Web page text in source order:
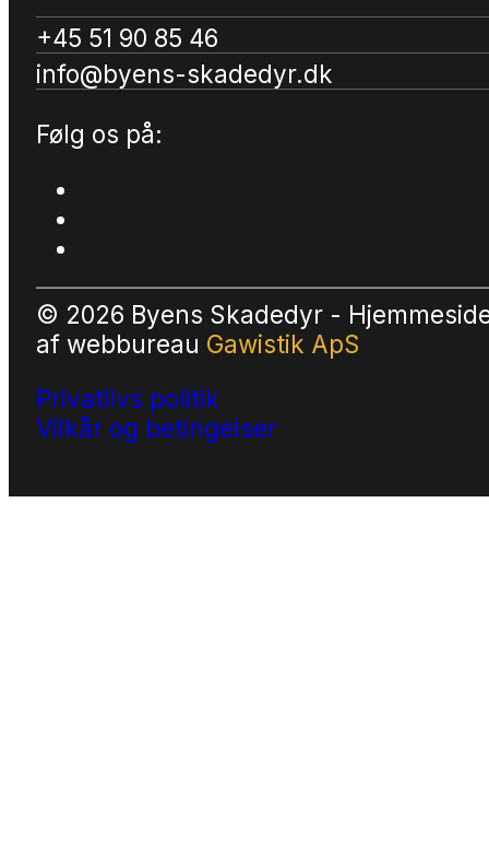
+45 51 90 85 46
info@byens-skadedyr.dk
Følg os på:
© 2026 Byens Skadedyr -
af webbureau Gawistik ApS
Privatlivs politik
Vilkår og betingelser